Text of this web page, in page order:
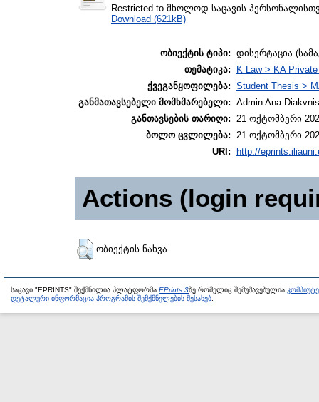
Restricted to მხოლოდ საცავის
Download (621kB)
ობიექტის ტიპი: დისერტაცია
თემატიკა:
K Law > KA
ქვეგანყოფილება: Student Thesis >
განმათავსებელი მომხმარებელი: Admin Ana
განთავსების თარიღი: 21 ოქტომბერი
ბოლო ცვლილება: 21 ოქტომბერი
URI:
http://
Actions (login
ობიექტის ნახვა
საცავი "EPRINTS" შექმნილია პლატფორმა EPrints 3ზე რომელიც შემუშავებულია
დეტალური ინფორმაცია პროგრამის შემქმნელების შესახებ.